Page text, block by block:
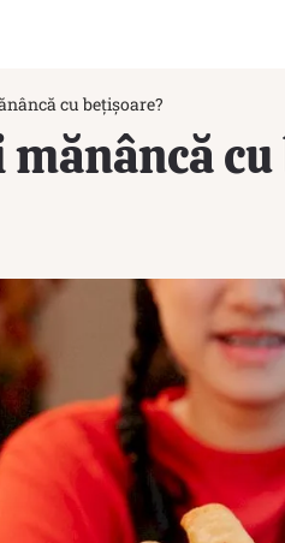
cu bețișoare?
mănâncă